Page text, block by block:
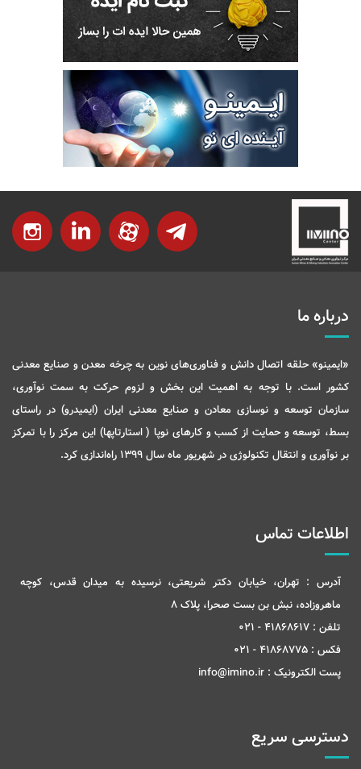
درباره ما
«ایمینو» حلقه اتصال دانش و فناوری‌های نوین به چرخه معدن و صنایع معدنی
کشور است. با توجه به اهمیت این بخش و لزوم حرکت به سمت نوآوری،
سازمان توسعه و نوسازی معادن و صنایع معدنی ایران (ایمیدرو) در راستای
بسط، توسعه و حمایت از کسب و کارهای نوپا ( استارتاپها) این مرکز را با تمرکز
بر نوآوری و انتقال تکنولوژی در شهریور ماه سال 1399 راه‌اندازی کرد.
اطلاعات تماس
آدرس : تهران، خیابان دکتر شریعتی، نرسیده به میدان قدس، کوچه
ماهروزاده، نبش بن بست صحرا، پلاک 8
تلفن : 41868617 - 021
فکس : 41868775 - 021
پست الکترونیک : info@imino.ir
دسترسی سریع